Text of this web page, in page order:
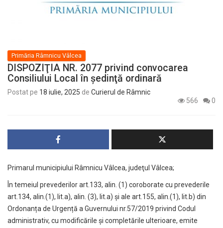
Primăria Râmnicu Vâlcea
DISPOZIŢIA NR. 2077 privind convocarea
Consiliului Local în şedinţă ordinară
Postat pe 18 iulie, 2025 de Curierul de Râmnic
566
0
Primarul municipiului Râmnicu Vâlcea, judeţul Vâlcea;
În temeiul prevederilor art.133, alin. (1) coroborate cu prevederile
art.134, alin.(1), lit.a), alin. (3), lit.a) și ale art.155, alin.(1), lit.b) din
Ordonanța de Urgență a Guvernului nr.57/2019 privind Codul
administrativ, cu modificările și completările ulterioare, emite